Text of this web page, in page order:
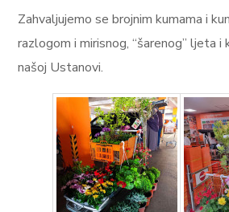
Zahvaljujemo se brojnim kumama i
razlogom i mirisnog, “šarenog” ljeta i
našoj Ustanovi.